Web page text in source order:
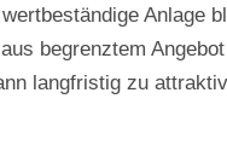
Anlage
begrenztem
langfristig zu